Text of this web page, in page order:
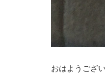
おはようござい